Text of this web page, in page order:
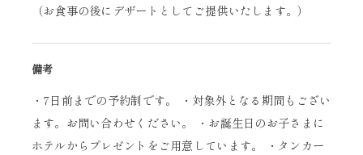
（お食事の後にデザートとしてご提供いたします。）
備考
・7日前までの予約制です。 ・対象外となる期間もござい
ます。お問い合わせください。 ・お誕生日のお子さまに
ホテルからプレゼントをご用意しています。 ・タンカー